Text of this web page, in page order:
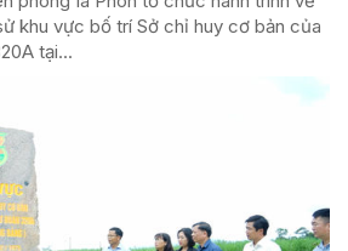
khu vực bố trí Sở chỉ huy cơ bản của
tại...